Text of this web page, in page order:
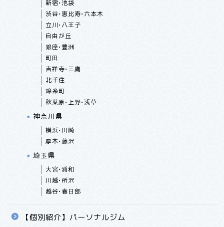
新宿•池袋
渋谷•恵比寿•六本木
立川•八王子
自由が丘
銀座•豊洲
町田
吉祥寺•三鷹
北千住
錦糸町
秋葉原•上野•浅草
神奈川県
横浜•川崎
厚木•藤沢
埼玉県
大宮•浦和
川越•所沢
越谷•春日部
【個別紹介】パーソナルジム